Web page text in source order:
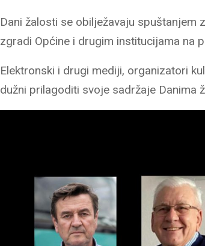
Dani žalosti se obilježavaju spuštanjem
zgradi Općine i drugim institucijama na
Elektronski i drugi mediji, organizatori
dužni prilagoditi svoje sadržaje Danima